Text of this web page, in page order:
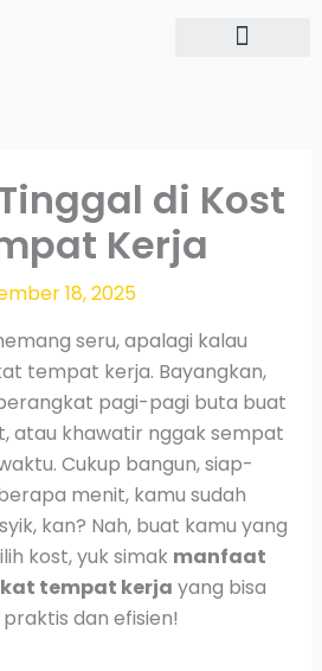
di Kost
Kerja
18, 2025
seru, apalagi kalau
tempat kerja. Bayangkan,
pagi-pagi buta buat
atau khawatir nggak sempat
Cukup bangun, siap-
menit, kamu sudah
kan? Nah, buat kamu yang
kost, yuk simak manfaat
tempat kerja yang bisa
dan efisien!